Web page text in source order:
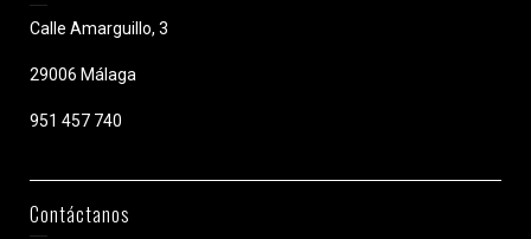
Calle Amarguillo, 3
29006 Málaga
951 457 740
Contáctanos